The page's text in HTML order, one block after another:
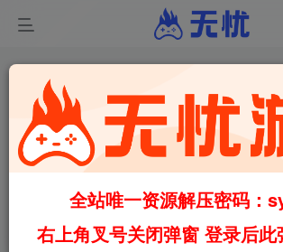
与夏日姐姐们的甜蜜时光/我和夏天的大
的姐姐们/ぼくと夏のおねえちゃん達
润色版（汉化）
首页 福利 正文
全站唯一资源解压密码：
右上角叉号关闭弹窗 登录后